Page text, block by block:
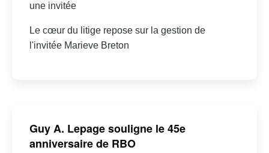
une invitée
Le cœur du litige repose sur la gestion de
l'invitée Marieve Breton
Guy A. Lepage souligne le 45e
anniversaire de RBO